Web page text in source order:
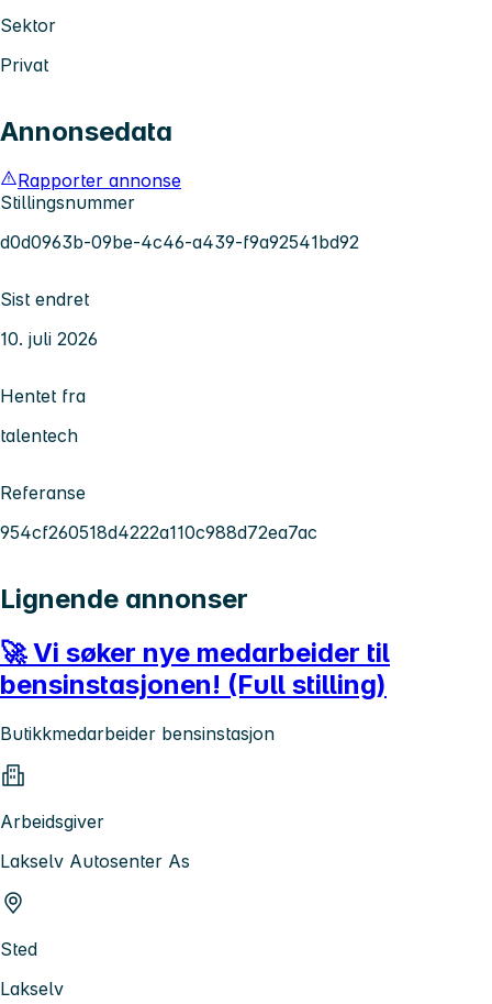
Sektor
Privat
Annonsedata
Rapporter annonse
Stillingsnummer
d0d0963b-09be-4c46-a439-f9a92541bd92
Sist endret
10. juli 2026
Hentet fra
talentech
Referanse
954cf260518d4222a110c988d72ea7ac
Lignende annonser
🚀 Vi søker nye medarbeider til
bensinstasjonen! (Full stilling)
Butikkmedarbeider bensinstasjon
Arbeidsgiver
Lakselv Autosenter As
Sted
Lakselv